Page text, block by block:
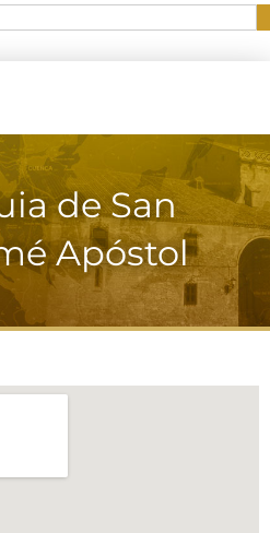
de San
Apóstol